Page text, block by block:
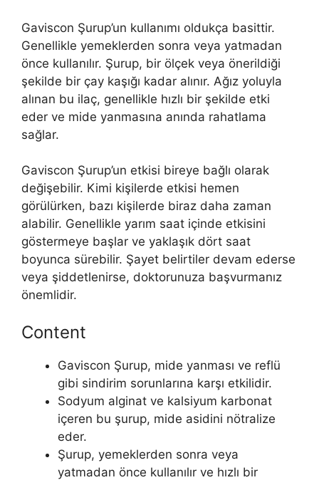
Gaviscon Şurup’un kullanımı oldukça basittir.
Genellikle yemeklerden sonra veya yatmadan
önce kullanılır. Şurup, bir ölçek veya önerildiği
şekilde bir çay kaşığı kadar alınır. Ağız yoluyla
alınan bu ilaç, genellikle hızlı bir şekilde etki
eder ve mide yanmasına anında rahatlama
sağlar.
Gaviscon Şurup’un etkisi bireye bağlı olarak
değişebilir. Kimi kişilerde etkisi hemen
görülürken, bazı kişilerde biraz daha zaman
alabilir. Genellikle yarım saat içinde etkisini
göstermeye başlar ve yaklaşık dört saat
boyunca sürebilir. Şayet belirtiler devam ederse
veya şiddetlenirse, doktorunuza başvurmanız
önemlidir.
Content
Gaviscon Şurup, mide yanması ve reflü
gibi sindirim sorunlarına karşı etkilidir.
Sodyum alginat ve kalsiyum karbonat
içeren bu şurup, mide asidini nötralize
eder.
Şurup, yemeklerden sonra veya
yatmadan önce kullanılır ve hızlı bir